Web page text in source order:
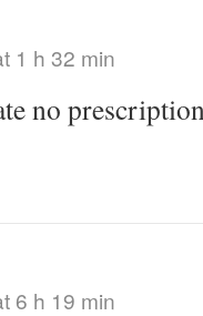
1 h 32 min
no
6 h 19 min